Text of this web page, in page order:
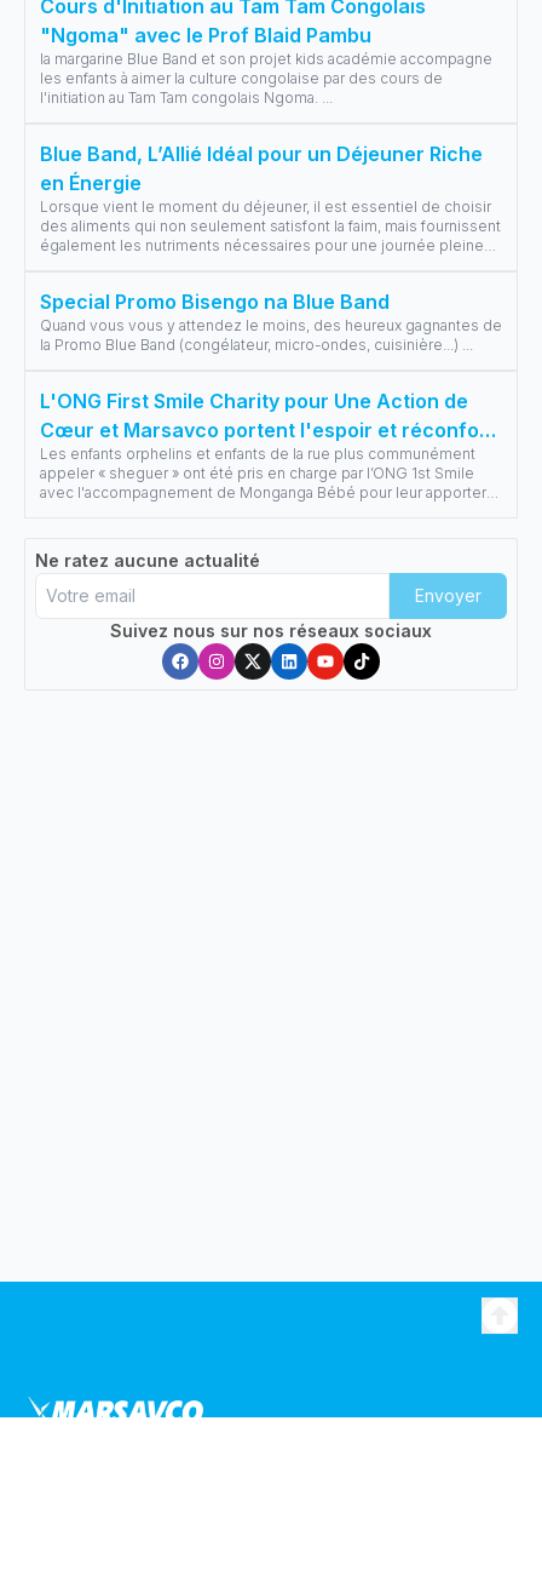
Cours d'Initiation au Tam Tam Congolais
"Ngoma" avec le Prof Blaid Pambu
la margarine Blue Band et son projet kids académie accompagne
les enfants à aimer la culture congolaise par des cours de
l'initiation au Tam Tam congolais Ngoma. ...
Blue Band, L’Allié Idéal pour un Déjeuner Riche
en Énergie
Lorsque vient le moment du déjeuner, il est essentiel de choisir
des aliments qui non seulement satisfont la faim, mais fournissent
également les nutriments nécessaires pour une journée pleine
Special Promo Bisengo na Blue Band
Quand vous vous y attendez le moins, des heureux gagnantes de
la Promo Blue Band (congélateur, micro-ondes, cuisinière...) ...
L'ONG First Smile Charity pour Une Action de
Cœur et Marsavco portent l'espoir et réconfort
aux orphelins et enfants de la rue à Kinshasa.
Les enfants orphelins et enfants de la rue plus communément
appeler « sheguer » ont été pris en charge par l’ONG 1st Smile
avec l'accompagnement de Monganga Bébé pour leur apporter
Ne ratez aucune actualité
Envoyer
Suivez nous sur nos réseaux sociaux